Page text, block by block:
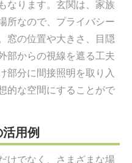
なります。玄関は、家族
所なので、プライバシー
窓の位置や大きさ、目隠
部からの視線を遮る工夫
部分に間接照明を取り入
的な空間にすることがで
用例
けでなく、さまざまな場